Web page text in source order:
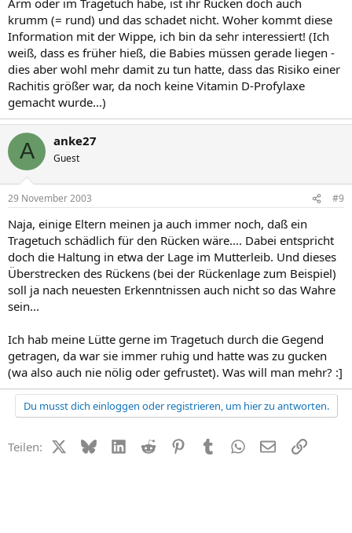
krumm (= rund) und das schadet nicht. Woher kommt diese
Information mit der Wippe, ich bin da sehr interessiert! (Ich
weiß, dass es früher hieß, die Babies müssen gerade liegen -
dies aber wohl mehr damit zu tun hatte, dass das Risiko einer
Rachitis größer war, da noch keine Vitamin D-Profylaxe
gemacht wurde...)
A anke27
Guest
29 November 2003 #9
Naja, einige Eltern meinen ja auch immer noch, daß ein
Tragetuch schädlich für den Rücken wäre.... Dabei entspricht
doch die Haltung in etwa der Lage im Mutterleib. Und dieses
Überstrecken des Rückens (bei der Rückenlage zum Beispiel)
soll ja nach neuesten Erkenntnissen auch nicht so das Wahre
sein...
Ich hab meine Lütte gerne im Tragetuch durch die Gegend
getragen, da war sie immer ruhig und hatte was zu gucken
(wa also auch nie nölig oder gefrustet). Was will man mehr? :]
Du musst dich einloggen oder registrieren, um hier zu antworten.
Teilen: X (Twitter)
BlueskyLinkedIn
Reddit PinterestTumblr WhatsApp
E-MailLink